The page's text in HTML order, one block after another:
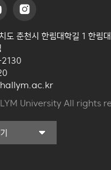
춘천시 한림대학길 1 한림
University All rights